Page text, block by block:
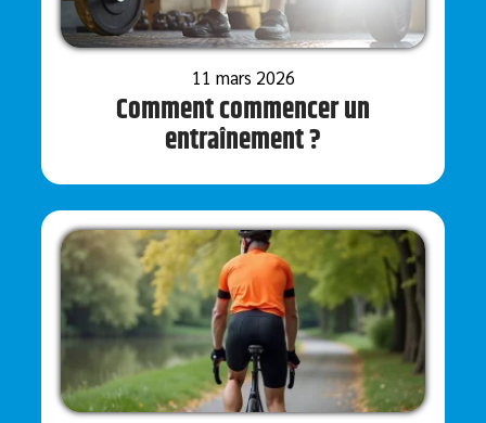
11 mars 2026
Comment commencer un
entraînement ?